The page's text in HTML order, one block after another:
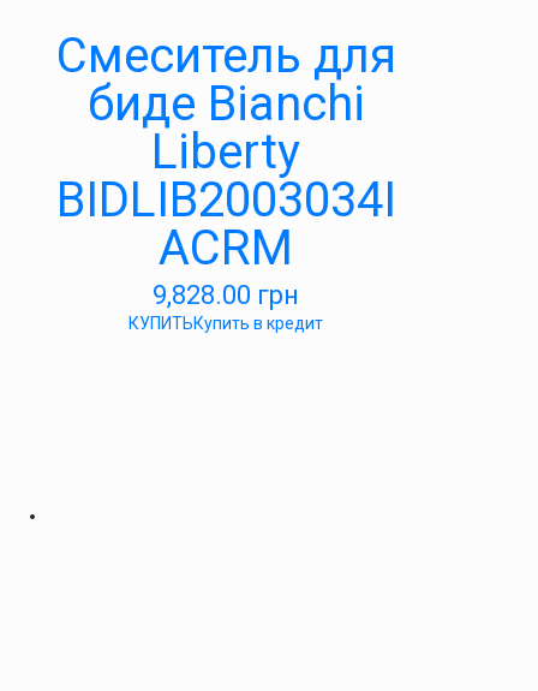
Смеситель для
биде Bianchi
Liberty
BIDLIB2003034I
ACRM
9,828.00 грн
КУПИТЬКупить в кредит